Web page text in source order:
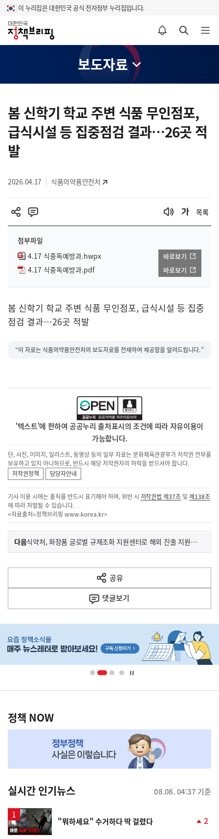
이 누리집은 대한민국 공식 전자정부 누리집입니다.
홈
알림설정 바로가기 검색 바로가기 메뉴 열기
보도자료
텐
츠
영
역
봄 신학기 학교 주변 식품 무인점포,
급식시설 등 집중점검 결과…26곳 적
발
2026.04.17 식품의약품안전처
목록
첨부파일
4.17 식중독예방과.hwpx
바로보기
4.17 식중독예방과.pdf 바로보기
봄 신학기 학교 주변 식품 무인점포, 급식시설 등 집중
점검 결과…26곳 적발
“이 자료는 식품의약품안전처의 보도자료를 전재하여 제공함을 알려드립니다.”
'텍스트'에 한하여 공공누리 출처표시의 조건에 따라 자유이용이
가능합니다.
단, 사진, 이미지, 일러스트, 동영상 등의 일부 자료는 문화체육관광부가 저작권 전부를
보유하고 있지 아니하므로, 반드시 해당 저작권자의 허락을 받으셔야 합니다.
저작권정책
담당자안내
기사 이용 시에는 출처를 반드시 표기해야 하며, 위반 시 저작권법 제37조 및제138조
에 따라 처벌될 수 있습니다.
<자료출처=정책브리핑 www.korea.kr>
이
전
다
음
다음기
사
식약처, 화장품 글로벌 규제조화 지원센터로 해외 진출 지원 확대
공유
열
기
댓글보기
단
영
책
NOW,
뉴
스
정책 NOW
실시간 인기뉴스 08.08. 04:37 기준
영
상
"뭐하세요" 수거하다 딱 걸렸다 2